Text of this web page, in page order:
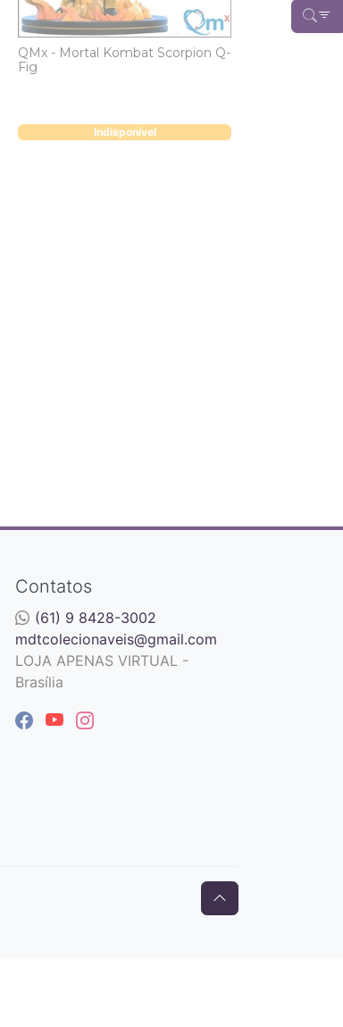
QMx - Mortal Kombat Scorpion Q-
Fig
Indisponível
Contatos
(61) 9 8428-3002
mdtcolecionaveis@gmail.com
LOJA APENAS VIRTUAL -
Brasília